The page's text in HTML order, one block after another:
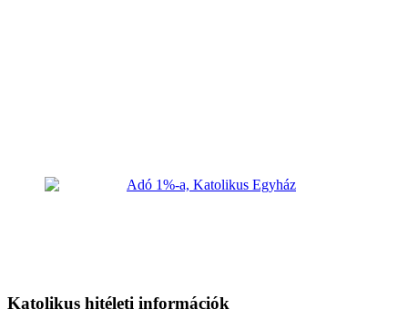
Katolikus hitéleti információk